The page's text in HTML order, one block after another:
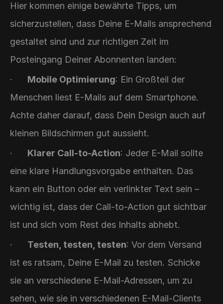
Hier kommen einige bewährte Tipps, um
sicherzustellen, dass Deine E-Mails ansprechend
gestaltet sind und zur richtigen Zeit im
Posteingang Deiner Abonnenten landen:
· Mobile Optimierung: Ein Großteil der
Menschen liest E-Mails auf dem Smartphone.
Achte daher darauf, dass Dein Design auch auf
kleinen Bildschirmen gut aussieht.
· Klarer Call-to-Action: Jeder E-Mail sollte
eine klare Handlungsvorgabe enthalten. Das
kann ein Button oder ein verlinkter Text sein –
wichtig ist, dass der Call-to-Action gut sichtbar
ist und sich vom Rest des Inhalts abhebt.
· Testen, testen, testen: Vor dem Versand
ist es ratsam, Deine E-Mail zu testen. Schicke
sie an verschiedene E-Mail-Adressen, um zu
sehen, wie sie in verschiedenen E-Mail-Clients